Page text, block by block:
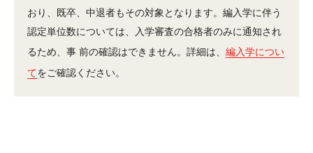
TUJ京都
募集要項・出願手続き​（京都）
TUJ京都について
おり、既卒、中退者もその対象となります。編入学に伴う
認定単位数については、入学審査の合格者のみに通知され
るため、事 前の確認はできません。詳細は、 編入学につい
てをご確認ください。